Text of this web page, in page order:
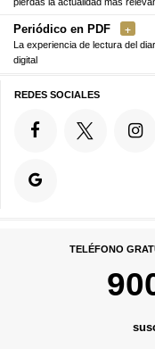
Periódico en PDF
La experiencia de lectura del
digital
REDES SOCIALES
TELÉFONO